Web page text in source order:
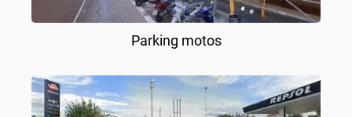
Parking motos